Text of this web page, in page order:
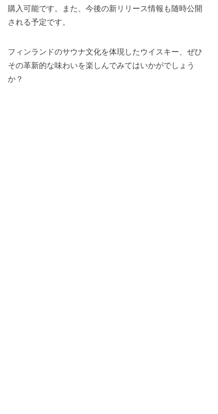
購入可能です。また、今後の新リリース情報も随時公開
される予定です。
フィンランドのサウナ文化を体現したウイスキー、ぜひ
その革新的な味わいを楽しんでみてはいかがでしょう
か？